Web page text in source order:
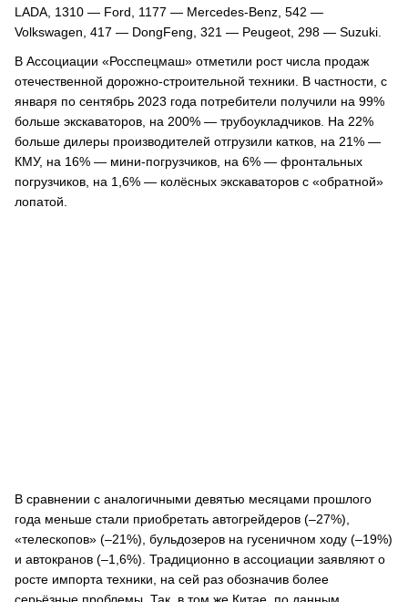
LADA, 1310 — Ford, 1177 — Mercedes-Benz, 542 —
Volkswagen, 417 — DongFeng, 321 — Peugeot, 298 — Suzuki.
В Ассоциации «Росспецмаш» отметили рост числа продаж
отечественной дорожно-строительной техники. В частности, с
января по сентябрь 2023 года потребители получили на 99%
больше экскаваторов, на 200% — трубоукладчиков. На 22%
больше дилеры производителей отгрузили катков, на 21% —
КМУ, на 16% — мини-погрузчиков, на 6% — фронтальных
погрузчиков, на 1,6% — колёсных экскаваторов с «обратной»
лопатой.
В сравнении с аналогичными девятью месяцами прошлого
года меньше стали приобретать автогрейдеров (–27%),
«телескопов» (–21%), бульдозеров на гусеничном ходу (–19%)
и автокранов (–1,6%). Традиционно в ассоциации заявляют о
росте импорта техники, на сей раз обозначив более